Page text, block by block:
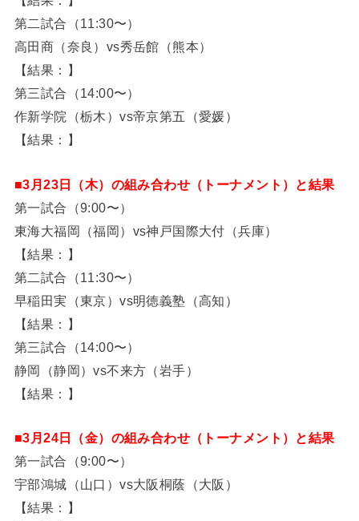
第二試合（11:30〜）
高田商（奈良）vs秀岳館（熊本）
【結果：】
第三試合（14:00〜）
作新学院（栃木）vs帝京第五（愛媛）
【結果：】
■3月23日（木）の組み合わせ（トーナメント）と結果
第一試合（9:00〜）
東海大福岡（福岡）vs神戸国際大付（兵庫）
【結果：】
第二試合（11:30〜）
早稲田実（東京）vs明徳義塾（高知）
【結果：】
第三試合（14:00〜）
静岡（静岡）vs不来方（岩手）
【結果：】
■3月24日（金）の組み合わせ（トーナメント）と結果
第一試合（9:00〜）
宇部鴻城（山口）vs大阪桐蔭（大阪）
【結果：】